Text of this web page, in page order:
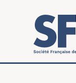
Aller au contenu